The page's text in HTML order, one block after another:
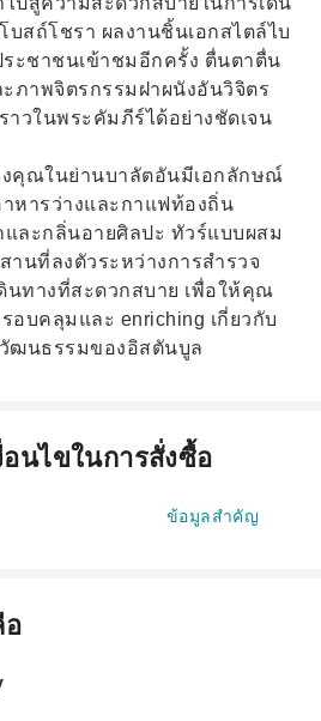
บสถ์โชรา ผลงานชิ้นเอกสไตล์ไบ
ระชาชนเข้าชมอีกครั้ง ตื่นตาตื่น
ภาพจิตรกรรมฝาผนังอันวิจิตร
าวในพระคัมภีร์ได้อย่างชัดเจน
คุณในย่านบาลัตอันมีเอกลักษณ์
หารว่างและกาแฟท้องถิ่น
ละกลิ่นอายศิลปะ ทัวร์แบบผสม
นที่ลงตัวระหว่างการสำรวจ
นทางที่สะดวกสบาย เพื่อให้คุณ
บคลุมและ enriching เกี่ยวกับ
ฒนธรรมของอิสตันบูล
นไขในการสั่งซื้อ
ข้อมูลสำคัญ